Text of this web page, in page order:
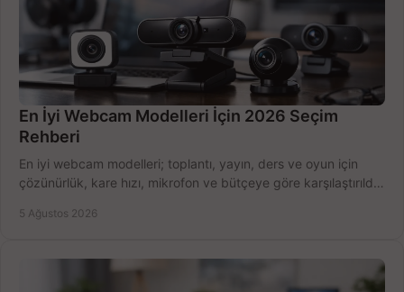
En İyi Webcam Modelleri İçin 2026 Seçim
Rehberi
En iyi webcam modelleri; toplantı, yayın, ders ve oyun için
çözünürlük, kare hızı, mikrofon ve bütçeye göre karşılaştırıldı.
5 Ağustos 2026